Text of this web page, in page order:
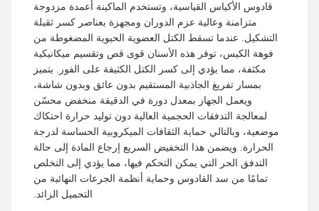
قادوس الأكياس القياسية، وتستخدم الماكينة أعمدة مزدوجة
متزامنة وعالية عزم الدوران ومجهزة بعناصر كسر ثقيلة
التشكيل. عندما تسقط الكتل العضوية الحيوية المضغوطة من
فوهة الكيس، توفر هذه الأسنان قوى قص وتقسيم ميكانيكية
مكثفة، مما يؤدي إلى كسر الكتل الكثيفة على الفور. يتميز
بمسار تفريغ الجاذبية المستقيم بدون عائق وبدون شاشة،
ويعمل الجهاز بمعدل دورة في الدقيقة منخفض محسّن
لمعالجة التدفقات الحجمية العالية دون توليد حرارة احتكاك
موضعية، وبالتالي حماية الثقافات الميكروبية الحساسة لدرجة
الحرارة. ويضمن هذا التخفيض السريع إرجاع المادة إلى حالة
التدفق الحر التي يمكن التحكم فيها، مما يؤدي إلى التخلص
تمامًا من سد القادوس وحماية أنظمة الجرعات النهائية من
التحميل الزائد.